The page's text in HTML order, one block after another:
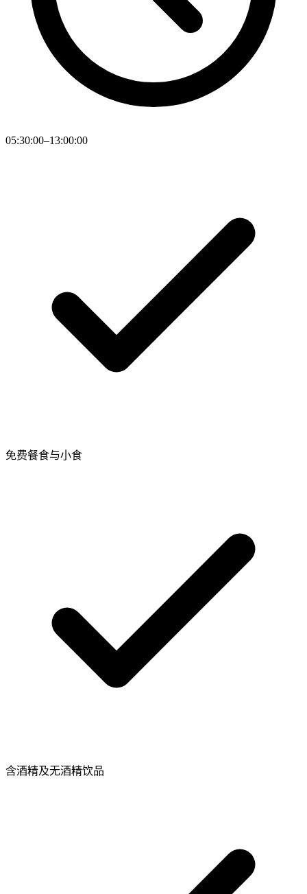
05:30:00–13:00:00
免费餐食与小食
含酒精及无酒精饮品